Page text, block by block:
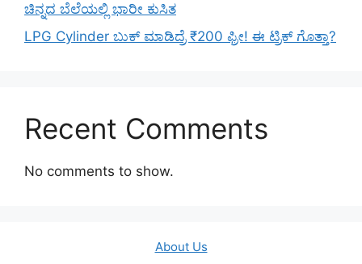
ಚಿನ್ನದ ಬೆಲೆಯಲ್ಲಿ ಭಾರೀ ಕುಸಿತ
LPG Cylinder ಬುಕ್ ಮಾಡಿದ್ರೆ ₹200 ಫ್ರೀ! ಈ ಟ್ರಿಕ್ ಗೊತ್ತಾ?
Recent Comments
No comments to show.
About Us